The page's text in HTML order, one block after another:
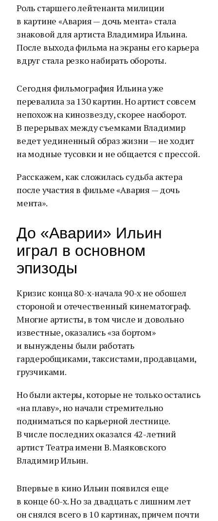
Роль старшего лейтенанта милиции
в картине «Авария — дочь мента» стала
знаковой для артиста Владимира Ильина.
После выхода фильма на экраны его карьера
вдруг стала резко набирать обороты.
Сегодня фильмография Ильина уже
перевалила за 130 картин. Но артист совсем
непохож на кинозвезду, скорее наоборот.
В перерывах между съемками Владимир
ведет уединенный образ жизни — не ходит
на модные тусовки и не общается с прессой.
Расскажем, как сложилась судьба актера
после участия в фильме «Авария — дочь
мента».
До «Аварии» Ильин
играл в основном
эпизоды
Кризис конца 80-х-начала 90-х не обошел
стороной и отечественный кинематограф.
Многие артисты, в том числе и довольно
известные, оказались «за бортом»
и вынуждены были работать
гардеробщиками, таксистами, продавцами,
грузчиками.
Но были актеры, которые не только остались
«на плаву», но начали стремительно
подниматься по карьерной лестнице.
В числе последних оказался 42-летний
артист Театра имени В. Маяковского
Владимир Ильин.
Впервые в кино Ильин появился еще
в конце 60-х. Но за двадцать с лишним лет
он снялся всего в 10 картинах, причем почти